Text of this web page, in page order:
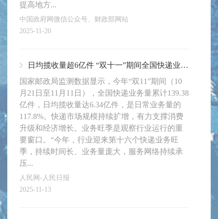
提高地方...
中国政府网微信公众号、财政部网站
2025-11-20
日均揽收量超6亿件 “双十一”期间全国快递业务量近140亿件
国家邮政局监测数据显示，今年“双11”期间（10
月21日至11月11日），全国快递业务量累计139.38
亿件，日均揽收量达6.34亿件，是日常业务量的
117.8%。快递市场规模持续扩增，有力支撑消费
升级和经济增长。业务旺季是观察行业运行的重
要窗口。“今年，行业迎来第十六个快递业务旺
季，持续时间长、业务量庞大，服务网络持续承
压...
人民网-人民日报
2025-11-13